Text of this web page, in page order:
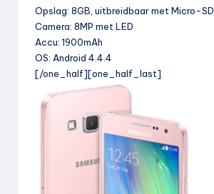
Opslag: 8GB, uitbreidbaar met Micro-SD
Camera: 8MP met LED
Accu: 1900mAh
OS: Android 4.4.4
[/one_half][one_half_last]